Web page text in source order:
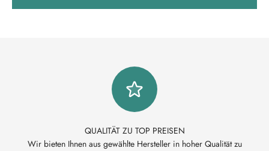
QUALITÄT ZU TOP PREISEN
Wir bieten Ihnen aus gewählte Hersteller in hoher Qualität zu